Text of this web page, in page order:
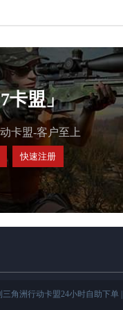
卡盟」
卡盟-客户至上
快速注册
三角洲行动卡盟24小时自助下单 |